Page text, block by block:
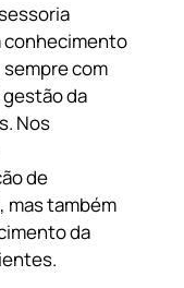
conhecimento
com
da
Nos
de
mas também
da